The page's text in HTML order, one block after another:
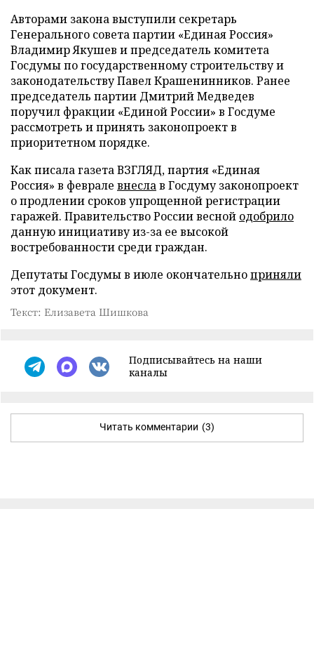
Авторами закона выступили секретарь
Генерального совета партии «Единая Россия»
Владимир Якушев и председатель комитета
Госдумы по государственному строительству и
законодательству Павел Крашенинников. Ранее
председатель партии Дмитрий Медведев
поручил фракции «Единой России» в Госдуме
рассмотреть и принять законопроект в
приоритетном порядке.
Как писала газета ВЗГЛЯД, партия «Единая
Россия» в феврале внеслав Госдуму законопроект
о продлении сроков упрощенной регистрации
гаражей. Правительство России весной одобрило
данную инициативу из-за ее высокой
востребованности среди граждан.
Депутаты Госдумы в июле окончательноприняли
этот документ.
Текст: Елизавета Шишкова
Подписывайтесь на наши
каналы
Читать комментарии (3)